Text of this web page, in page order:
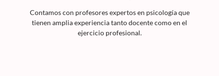
Contamos con profesores expertos en psicología que
tienen amplia experiencia tanto docente como en el
ejercicio profesional.